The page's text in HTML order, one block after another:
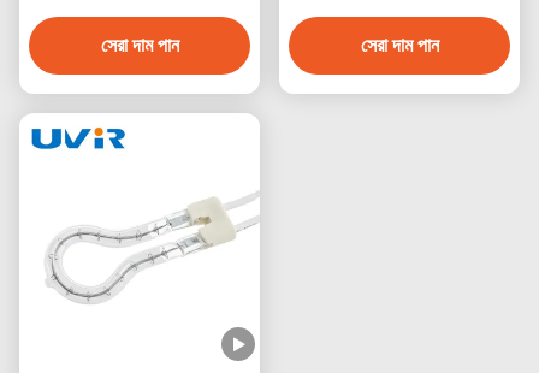
সেরা দাম পান সেরা দাম পান